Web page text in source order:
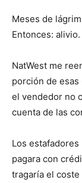
Meses de
Entonces: alivio.
NatWest me
porción de
el vendedor no
cuenta de las
Los
pagara con
tragaría el